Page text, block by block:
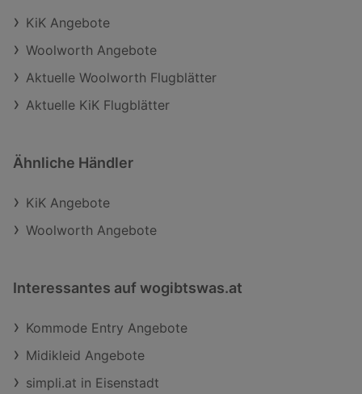
KiK Angebote
Woolworth Angebote
Aktuelle Woolworth Flugblätter
Aktuelle KiK Flugblätter
Ähnliche Händler
KiK Angebote
Woolworth Angebote
Interessantes auf wogibtswas.at
Kommode Entry Angebote
Midikleid Angebote
simpli.at in Eisenstadt